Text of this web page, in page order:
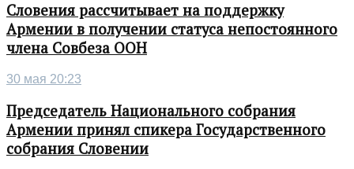
Словения рассчитывает на поддержку
Армении в получении статуса непостоянного
члена Совбеза ООН
30 мая 20:23
Председатель Национального собрания
Армении принял спикера Государственного
собрания Словении